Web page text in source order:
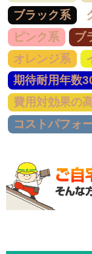
ブラック系
ピンク系
ブ
オレンジ系
期待耐用年数
費用対効果の
コストパフォ